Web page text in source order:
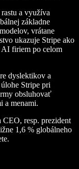
a využíva
základne
vrátane
ukazuje Stripe ako
AI firiem po celom
dyslektikov a
Stripe pri
obsluhovať
a menami.
CEO, resp. prezident
1,6 % globálneho